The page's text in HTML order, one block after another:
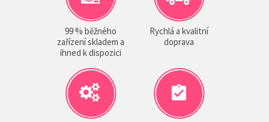
99 % běžného
zařízení skladem a
ihned k dispozici
Rychlá a kvalitní
doprava